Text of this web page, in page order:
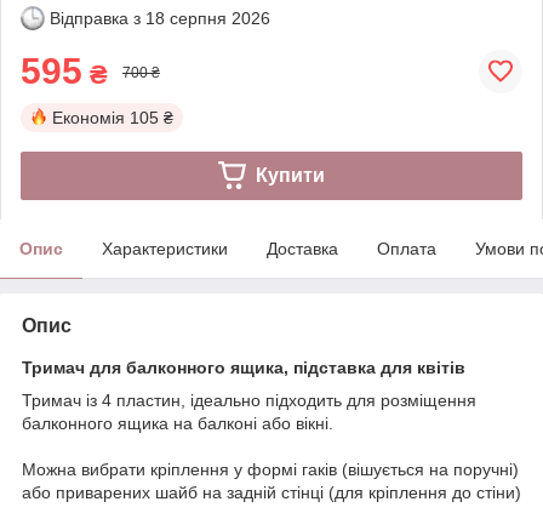
Відправка з 18 серпня 2026
595 ₴ 700 ₴
Економія 105 ₴
Купити
Опис Характеристики Доставка Оплата Умови
Опис
Тримач для балконного ящика, підставка для квітів
Тримач із 4 пластин, ідеально підходить для розміщення
балконного ящика на балконі або вікні.
Можна вибрати кріплення у формі гаків (вішується на поручні)
або приварених шайб на задній стінці (для кріплення до стіни)